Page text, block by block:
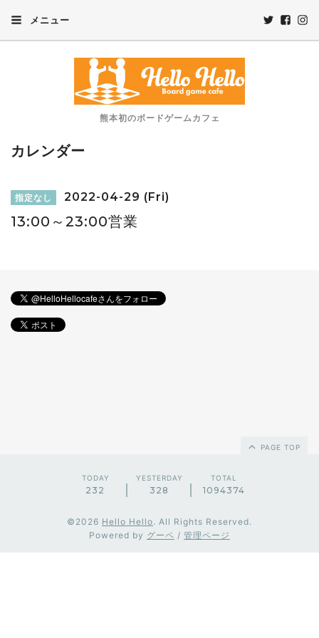
メニュー
熊本初のボードゲームカフェ
カレンダー
指定なし 2022-04-29 (Fri)
13:00～23:00営業
PAGE TOP
TODAY
232
YESTERDAY
328
TOTAL
1094374
©2026 Hello Hello. All Rights Reserved.
Powered by グーペ / 管理ページ